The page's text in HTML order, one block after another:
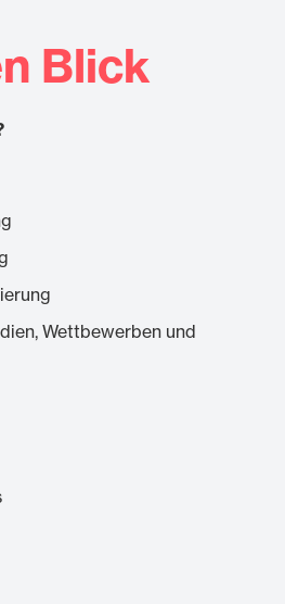
Blick
Wettbewerben und